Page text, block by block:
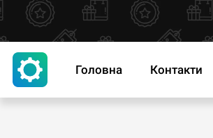
Головна Контакти